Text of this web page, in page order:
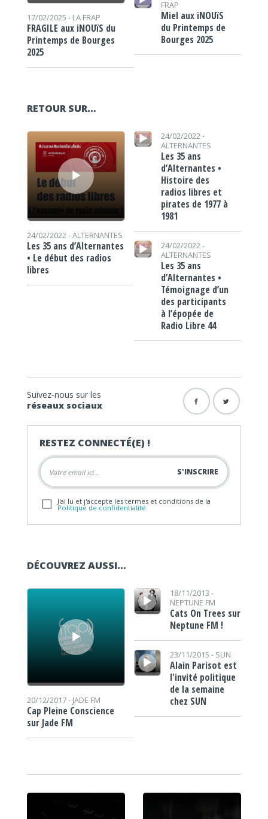
17/02/2025 - LA FRAP
FRAGILE aux iNOUïS du
Printemps de Bourges
2025
FRAP
Miel aux iNOUïS
du Printemps de
Bourges 2025
RETOUR SUR…
Lecteur audio
24/02/2022 -ALTERNANTES
Les 35 ans d’Alternantes
• Le début des radios
libres
Lecteur audio
24/02/2022 -
ALTERNANTES
Les 35 ans
d’Alternantes •
Histoire des
radios libres et
pirates de 1977 à
1981
Lecteur audio
24/02/2022 -
ALTERNANTES
Les 35 ans
d’Alternantes •
Témoignage d’un
des participants
à l’épopée de
Radio Libre 44
Suivez-nous sur les
réseaux sociaux
RESTEZ CONNECTÉ(E) !
J'ai lu et j'accepte les termes et conditions de la
Politique de confidentialité
DÉCOUVREZ AUSSI…
Lecteur audio
20/12/2017 - JADE FM
Cap Pleine Conscience
sur Jade FM
Lecteur audio18/11/2013 -
NEPTUNE FM
Cats On Trees sur
Neptune FM !
Lecteur audio
23/11/2015 - SUN
Alain Parisot est
l'invité politique
de la semaine
chez SUN